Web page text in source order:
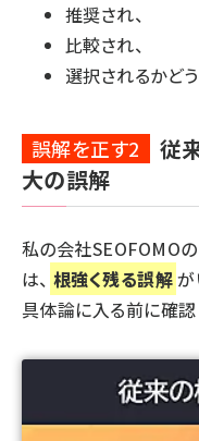
推奨され、
比較され、
選択されるかど
誤解を正す2
従
大の誤解
私の会社SEOFOMO
は、 根強く残る誤解が
具体論に入る前に確認